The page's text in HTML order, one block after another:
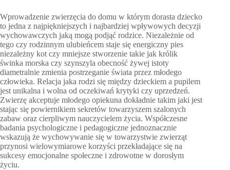
Wprowadzenie zwierzęcia do domu w którym dorasta dziecko
to jedna z najpiękniejszych i najbardziej wpływowych decyzji
wychowawczych jaką mogą podjąć rodzice. Niezależnie od
tego czy rodzinnym ulubieńcem staje się energiczny pies
niezależny kot czy mniejsze stworzenie takie jak królik
świnka morska czy szynszyla obecność żywej istoty
diametralnie zmienia postrzeganie świata przez młodego
człowieka. Relacja jaka rodzi się między dzieckiem a pupilem
jest unikalna i wolna od oczekiwań krytyki czy uprzedzeń.
Zwierzę akceptuje młodego opiekuna dokładnie takim jaki jest
stając się powiernikiem sekretów towarzyszem szalonych
zabaw oraz cierpliwym nauczycielem życia. Współczesne
badania psychologiczne i pedagogiczne jednoznacznie
wskazują że wychowywanie się w towarzystwie zwierząt
przynosi wielowymiarowe korzyści przekładające się na
sukcesy emocjonalne społeczne i zdrowotne w dorosłym
życiu.